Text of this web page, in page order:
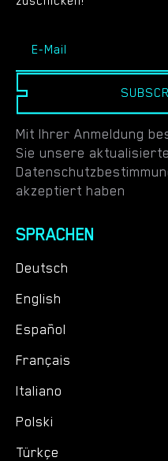
Mit Ihrer Anmeldung
Sie unsere
akzeptiert haben
SPRACHEN
Deutsch
English
Español
Français
Italiano
Polski
Türkçe